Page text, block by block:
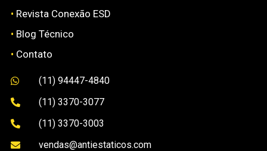
• Revista Conexão ESD
• Blog Técnico
• Contato
 (11) 94447-4840
 (11) 3370-3077
 (11) 3370-3003
 vendas@antiestaticos.com